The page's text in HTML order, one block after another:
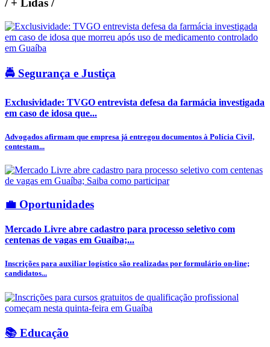
/ + Lidas /
🚔 Segurança e Justiça
Exclusividade: TVGO entrevista defesa da farmácia investigada
em caso de idosa que...
Advogados afirmam que empresa já entregou documentos à Polícia Civil,
contestam...
💼 Oportunidades
Mercado Livre abre cadastro para processo seletivo com
centenas de vagas em Guaíba;...
Inscrições para auxiliar logístico são realizadas por formulário on-line;
candidatos...
📚 Educação